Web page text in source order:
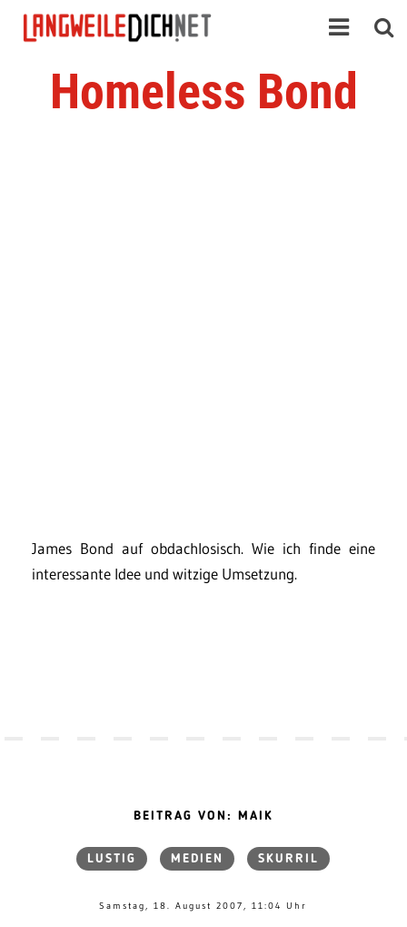
Homeless Bond
James Bond auf obdachlosisch. Wie ich finde eine
interessante Idee und witzige Umsetzung.
BEITRAG VON: MAIK
LUSTIG MEDIEN SKURRIL
Samstag, 18. August 2007, 11:04 Uhr